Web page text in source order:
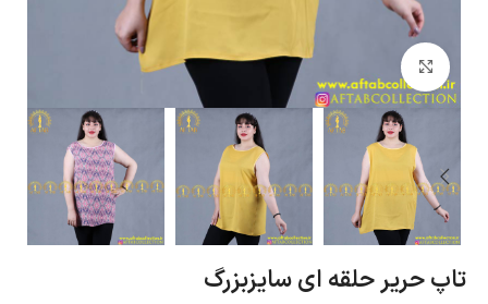
بزرگنمایی تصویر
تاپ حریر حلقه ای سایزبزرگ